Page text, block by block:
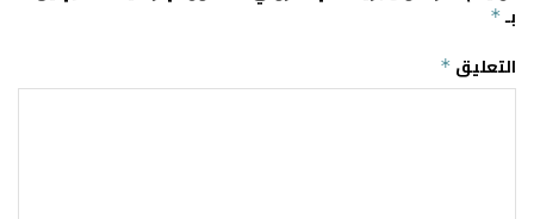
بـ *
التعليق *